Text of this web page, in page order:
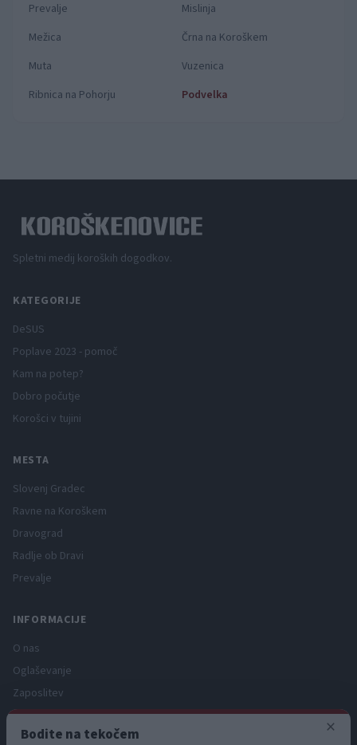
Prevalje
Mislinja
Mežica
Črna na Koroškem
Muta
Vuzenica
Ribnica na Pohorju
Podvelka
Spletni medij koroških dogodkov.
KATEGORIJE
DeSUS
Poplave 2023 - pomoč
Kam na potep?
Dobro počutje
Korošci v tujini
MESTA
Slovenj Gradec
Ravne na Koroškem
Dravograd
Radlje ob Dravi
Prevalje
INFORMACIJE
O nas
Oglaševanje
Zaposlitev
Pravno obvestilo
Zasebnost in piškotki
×
Bodite na tekočem